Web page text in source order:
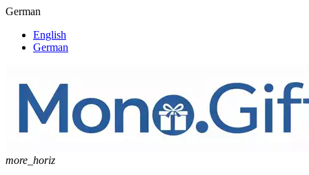
German
English
German
more_horiz